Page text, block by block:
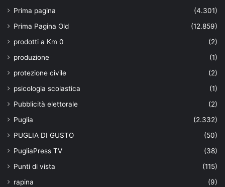
Prima pagina
(4.301)
Prima Pagina Old
(12.859)
prodotti a Km 0
(2)
produzione
(1)
protezione civile
(2)
psicologia scolastica
(1)
Pubblicità elettorale
(2)
Puglia
(2.332)
PUGLIA DI GUSTO
(50)
PugliaPress TV
(38)
Punti di vista
(115)
rapina
(9)